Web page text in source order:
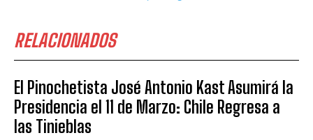
RELACIONADOS
El Pinochetista José Antonio Kast Asumirá la
Presidencia el 11 de Marzo: Chile Regresa a
las Tinieblas